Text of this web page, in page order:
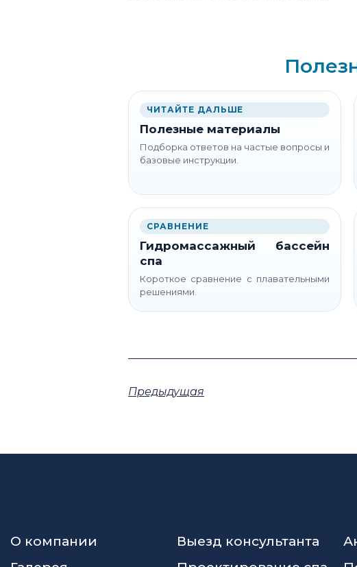
ЧИТАЙТЕ ДАЛЬШЕ
Полезные материалы
Подборка ответов на частые вопросы и
базовые инструкции.
СРАВНЕНИЕ
Гидромассажный бассейн
спа
Короткое сравнение с плавательными
решениями.
Предыдущая
О компании
Выезд консультанта